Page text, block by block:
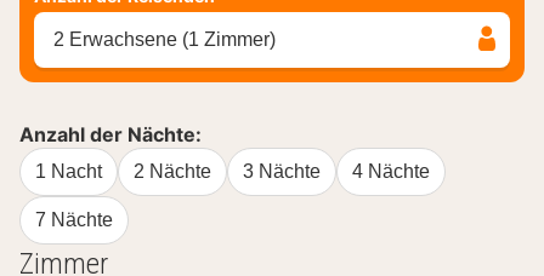
2 Erwachsene (1 Zimmer)
Anzahl der Nächte:
1 Nacht 2 Nächte 3 Nächte 4 Nächte
7 Nächte
Zimmer